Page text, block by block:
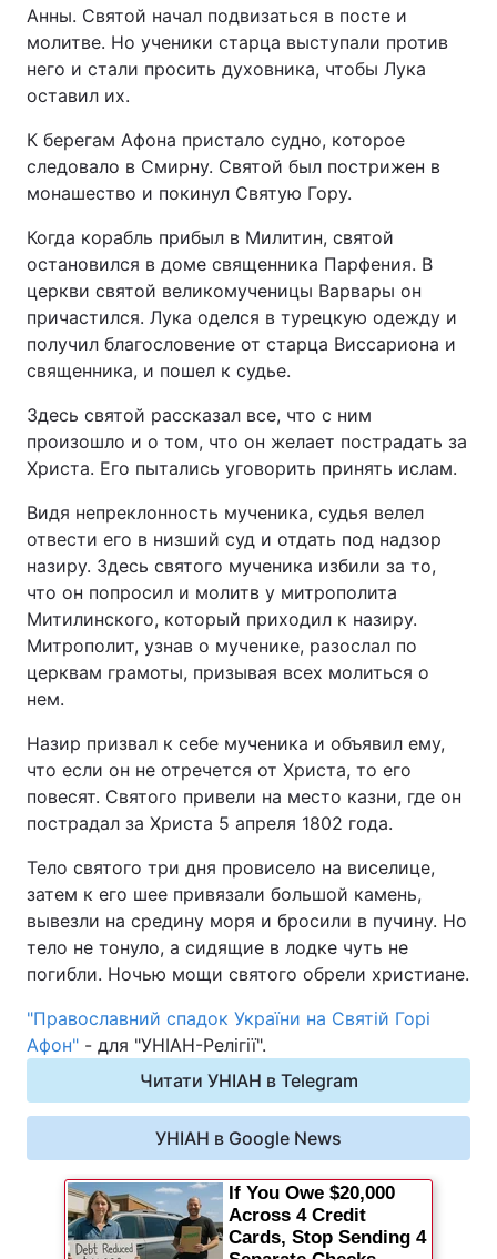
Анны. Святой начал подвизаться в посте и
молитве. Но ученики старца выступали против
него и стали просить духовника, чтобы Лука
оставил их.
К берегам Афона пристало судно, которое
следовало в Смирну. Святой был пострижен в
монашество и покинул Святую Гору.
Когда корабль прибыл в Милитин, святой
остановился в доме священника Парфения. В
церкви святой великомученицы Варвары он
причастился. Лука оделся в турецкую одежду и
получил благословение от старца Виссариона и
священника, и пошел к судье.
Здесь святой рассказал все, что с ним
произошло и о том, что он желает пострадать за
Христа. Его пытались уговорить принять ислам.
Видя непреклонность мученика, судья велел
отвести его в низший суд и отдать под надзор
назиру. Здесь святого мученика избили за то,
что он попросил и молитв у митрополита
Митилинского, который приходил к назиру.
Митрополит, узнав о мученике, разослал по
церквам грамоты, призывая всех молиться о
нем.
Назир призвал к себе мученика и объявил ему,
что если он не отречется от Христа, то его
повесят. Святого привели на место казни, где он
пострадал за Христа 5 апреля 1802 года.
Тело святого три дня провисело на виселице,
затем к его шее привязали большой камень,
вывезли на средину моря и бросили в пучину. Но
тело не тонуло, а сидящие в лодке чуть не
погибли. Ночью мощи святого обрели христиане.
"Православний спадок України на Святій Горі
Афон" - для "УНІАН-Релігії".
Читати УНІАН в Telegram
УНІАН в Google News